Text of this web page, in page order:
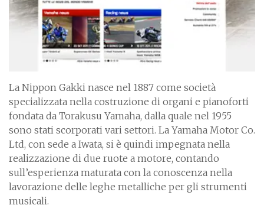
La Nippon Gakki nasce nel 1887 come società
specializzata nella costruzione di organi e pianoforti
fondata da Torakusu Yamaha, dalla quale nel 1955
sono stati scorporati vari settori. La Yamaha Motor Co.
Ltd, con sede a Iwata, si è quindi impegnata nella
realizzazione di due ruote a motore, contando
sull’esperienza maturata con la conoscenza nella
lavorazione delle leghe metalliche per gli strumenti
musicali.